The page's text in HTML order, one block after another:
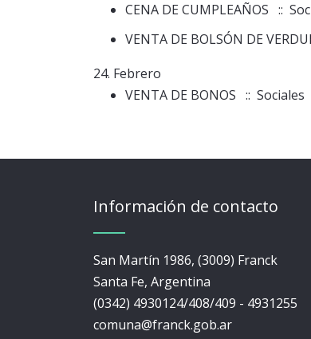
CENA DE CUMPLEAÑOS ::
VENTA DE BOLSÓN DE
24. Febrero
VENTA DE BONOS :: Sociales
Información de contacto
San Martín 1986, (3009) Franck
Santa Fe, Argentina
(0342) 4930124/408/409 - 4931255
comuna@franck.gob.ar